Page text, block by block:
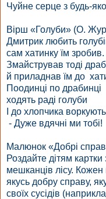
Чуйне серце з будь-
Вірш «Голуби» (О.
Дмитрик любить
сам хатинку їм зробив.
Змайстрував тоді
й приладнав їм до
Поодинці по драбинці
ходять раді голуби
І до хлопчика
- Дуже вдячні ми тобі!
Малюнок «Добрі
Роздайте дітям
мешканців лісу.
якусь добру справу,
своїх сусідів